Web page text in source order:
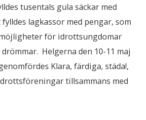
tusentals gula säckar med
lagkassor med pengar, som
för idrottsungdomar
Helgerna den 10-11 maj
Klara, färdiga, städa!,
tillsammans med